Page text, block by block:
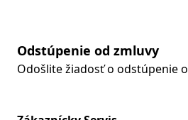
Odstúpenie od zmluvy
Odošlite žiadosť o odstúpenie